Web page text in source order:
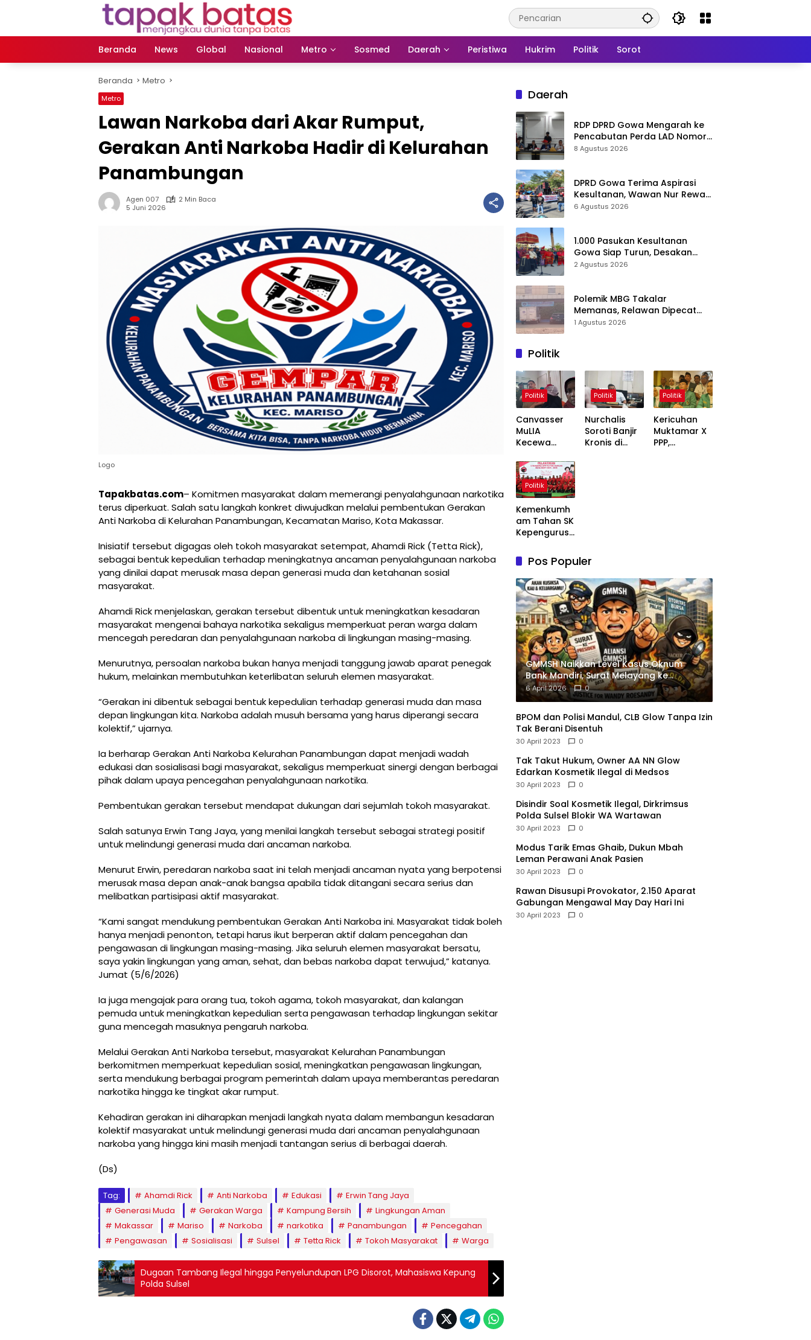
Beranda
News Global Nasional Metro Sosmed Daerah Peristiwa Hukrim Politik Sorot
Beranda Metro
Metro
Lawan Narkoba dari Akar Rumput,
Gerakan Anti Narkoba Hadir di Kelurahan
Panambungan
Agen 007
2 Min Baca
5 Juni 2026
Logo
Tapakbatas.com– Komitmen masyarakat dalam memerangi penyalahgunaan narkotika
terus diperkuat. Salah satu langkah konkret diwujudkan melalui pembentukan Gerakan
Anti Narkoba di Kelurahan Panambungan, Kecamatan Mariso, Kota Makassar.
Inisiatif tersebut digagas oleh tokoh masyarakat setempat, Ahamdi Rick (Tetta Rick),
sebagai bentuk kepedulian terhadap meningkatnya ancaman penyalahgunaan narkoba
yang dinilai dapat merusak masa depan generasi muda dan ketahanan sosial
masyarakat.
Ahamdi Rick menjelaskan, gerakan tersebut dibentuk untuk meningkatkan kesadaran
masyarakat mengenai bahaya narkotika sekaligus memperkuat peran warga dalam
mencegah peredaran dan penyalahgunaan narkoba di lingkungan masing-masing.
Menurutnya, persoalan narkoba bukan hanya menjadi tanggung jawab aparat penegak
hukum, melainkan membutuhkan keterlibatan seluruh elemen masyarakat.
“Gerakan ini dibentuk sebagai bentuk kepedulian terhadap generasi muda dan masa
depan lingkungan kita. Narkoba adalah musuh bersama yang harus diperangi secara
kolektif,” ujarnya.
Ia berharap Gerakan Anti Narkoba Kelurahan Panambungan dapat menjadi wadah
edukasi dan sosialisasi bagi masyarakat, sekaligus memperkuat sinergi dengan berbagai
pihak dalam upaya pencegahan penyalahgunaan narkotika.
Pembentukan gerakan tersebut mendapat dukungan dari sejumlah tokoh masyarakat.
Salah satunya Erwin Tang Jaya, yang menilai langkah tersebut sebagai strategi positif
untuk melindungi generasi muda dari ancaman narkoba.
Menurut Erwin, peredaran narkoba saat ini telah menjadi ancaman nyata yang berpotensi
merusak masa depan anak-anak bangsa apabila tidak ditangani secara serius dan
melibatkan partisipasi aktif masyarakat.
“Kami sangat mendukung pembentukan Gerakan Anti Narkoba ini. Masyarakat tidak boleh
hanya menjadi penonton, tetapi harus ikut berperan aktif dalam pencegahan dan
pengawasan di lingkungan masing-masing. Jika seluruh elemen masyarakat bersatu,
saya yakin lingkungan yang aman, sehat, dan bebas narkoba dapat terwujud,” katanya.
Jumat (5/6/2026)
Ia juga mengajak para orang tua, tokoh agama, tokoh masyarakat, dan kalangan
pemuda untuk meningkatkan kepedulian serta pengawasan terhadap lingkungan sekitar
guna mencegah masuknya pengaruh narkoba.
Melalui Gerakan Anti Narkoba tersebut, masyarakat Kelurahan Panambungan
berkomitmen memperkuat kepedulian sosial, meningkatkan pengawasan lingkungan,
serta mendukung berbagai program pemerintah dalam upaya memberantas peredaran
narkotika hingga ke tingkat akar rumput.
Kehadiran gerakan ini diharapkan menjadi langkah nyata dalam membangun kesadaran
kolektif masyarakat untuk melindungi generasi muda dari ancaman penyalahgunaan
narkoba yang hingga kini masih menjadi tantangan serius di berbagai daerah.
(Ds)
Tag: Ahamdi Rick Anti Narkoba Edukasi
Erwin Tang Jaya
Generasi Muda
Gerakan Warga Kampung Bersih
Lingkungan Aman
Makassar
Mariso Narkoba narkotika Panambungan
Pencegahan
Pengawasan
Sosialisasi Sulsel Tetta Rick Tokoh Masyarakat Warga
Dugaan Tambang Ilegal hingga Penyelundupan LPG Disorot, Mahasiswa Kepung
Polda Sulsel
Daerah
RDP DPRD Gowa Mengarah ke
Pencabutan Perda LAD Nomor
5 Tahun 2016
8 Agustus 2026
DPRD Gowa Terima Aspirasi
Kesultanan, Wawan Nur Rewa
Apresiasi Polresta Gowa
6 Agustus 2026
1.000 Pasukan Kesultanan
Gowa Siap Turun, Desakan
Cabut Perda LAD Menguat
2 Agustus 2026
Polemik MBG Takalar
Memanas, Relawan Dipecat
Sepihak? BGN Mulai Bongkar
1 Agustus 2026
Politik
Politik
Canvasser
MuLIA
Kecewa
Respons
Appi Soal
RT/RW Dinilai
Menyinggung
Politik
Nurchalis
Soroti Banjir
Kronis di
Politik
Kericuhan
Muktamar X
PPP,
Politik
Kemenkumh
am Tahan SK
Kepengurusa
Tunggu
Kelengkapan
Administrasi
Pos Populer
GMMSH Naikkan Level Kasus Oknum
Bank Mandiri, Surat Melayang ke
Presiden
6 April 2026 0
BPOM dan Polisi Mandul, CLB Glow Tanpa Izin
Tak Berani Disentuh
30 April 2023 0
Tak Takut Hukum, Owner AA NN Glow
Edarkan Kosmetik Ilegal di Medsos
30 April 2023 0
Disindir Soal Kosmetik Ilegal, Dirkrimsus
Polda Sulsel Blokir WA Wartawan
30 April 2023 0
Modus Tarik Emas Ghaib, Dukun Mbah
Leman Perawani Anak Pasien
30 April 2023 0
Rawan Disusupi Provokator, 2.150 Aparat
Gabungan Mengawal May Day Hari Ini
30 April 2023 0